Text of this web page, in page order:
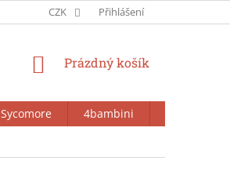
CZK Přihlášení
NÁKUPNÍ
Prázdný košík
Sycomore 4bambini